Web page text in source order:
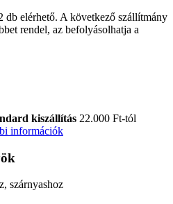
db elérhető. A következő szállítmány
rendel, az befolyásolhatja a
kiszállítás 22.000 Ft-tól
információk
szárnyashoz